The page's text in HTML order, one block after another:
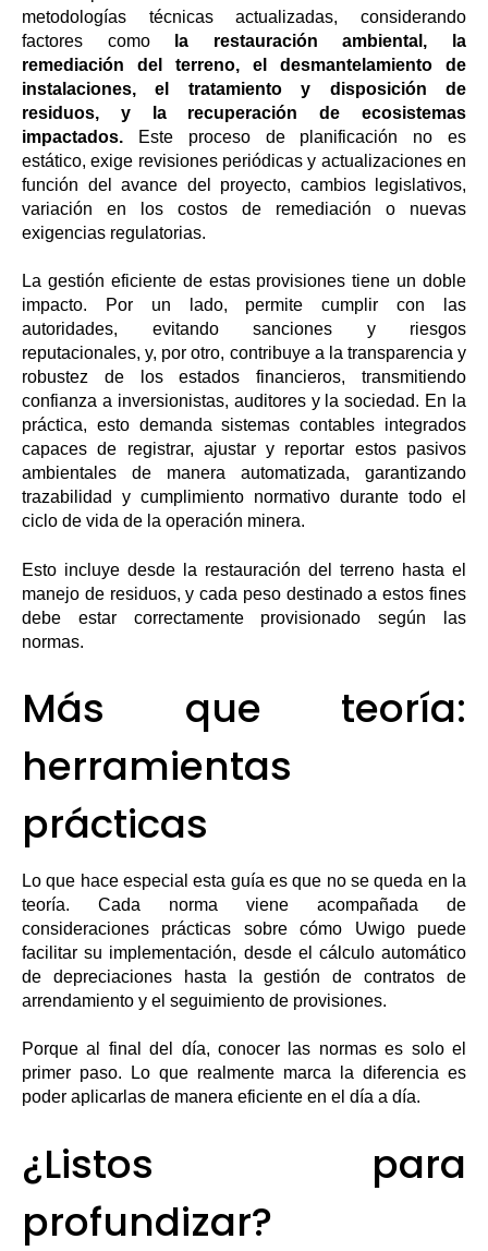
metodologías técnicas actualizadas, considerando
factores como
la restauración ambiental, la
remediación del terreno, el desmantelamiento de
instalaciones, el tratamiento y disposición de
residuos, y la recuperación de ecosistemas
impactados.
Este proceso de planificación no es
estático, exige revisiones periódicas y actualizaciones en
función del avance del proyecto, cambios legislativos,
variación en los costos de remediación o nuevas
exigencias regulatorias.
La gestión eficiente de estas provisiones tiene un doble
impacto. Por un lado, permite cumplir con las
autoridades, evitando sanciones y riesgos
reputacionales, y, por otro, contribuye a la transparencia y
robustez de los estados financieros, transmitiendo
confianza a inversionistas, auditores y la sociedad. En la
práctica, esto demanda sistemas contables integrados
capaces de registrar, ajustar y reportar estos pasivos
ambientales de manera automatizada, garantizando
trazabilidad y cumplimiento normativo durante todo el
ciclo de vida de la operación minera.
Esto incluye desde la restauración del terreno hasta el
manejo de residuos, y cada peso destinado a estos fines
debe estar correctamente provisionado según las
normas.
Más que teoría:
herramientas
prácticas
Lo que hace especial esta guía es que no se queda en la
teoría. Cada norma viene acompañada de
consideraciones prácticas sobre cómo Uwigo puede
facilitar su implementación, desde el cálculo automático
de depreciaciones hasta la gestión de contratos de
arrendamiento y el seguimiento de provisiones.
Porque al final del día, conocer las normas es solo el
primer paso. Lo que realmente marca la diferencia es
poder aplicarlas de manera eficiente en el día a día.
¿Listos para
profundizar?